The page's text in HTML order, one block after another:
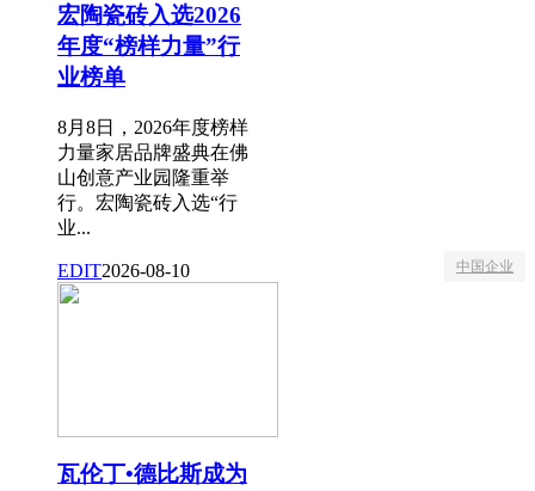
宏陶瓷砖入选2026
年度“榜样力量”行
业榜单
8月8日，2026年度榜样
力量家居品牌盛典在佛
山创意产业园隆重举
行。宏陶瓷砖入选“行
业...
EDIT2026-08-10 中国企业
瓦伦丁•德比斯成为